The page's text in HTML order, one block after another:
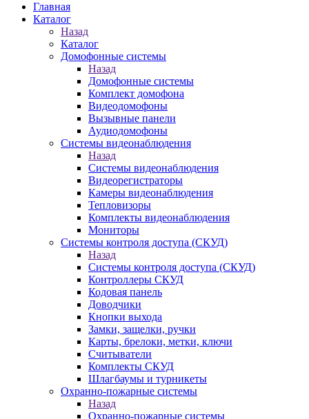
Главная
Каталог
Назад
Каталог
Домофонные системы
Назад
Домофонные системы
Комплект домофона
Видеодомофоны
Вызывные панели
Аудиодомофоны
Системы видеонаблюдения
Назад
Системы видеонаблюдения
Видеорегистраторы
Камеры видеонаблюдения
Тепловизоры
Комплекты видеонаблюдения
Мониторы
Системы контроля доступа (СКУД)
Назад
Системы контроля доступа (СКУД)
Контроллеры СКУД
Кодовая панель
Доводчики
Кнопки выхода
Замки, защелки, ручки
Карты, брелоки, метки, ключи
Считыватели
Комплекты СКУД
Шлагбаумы и турникеты
Охранно-пожарные системы
Назад
Охранно-пожарные системы